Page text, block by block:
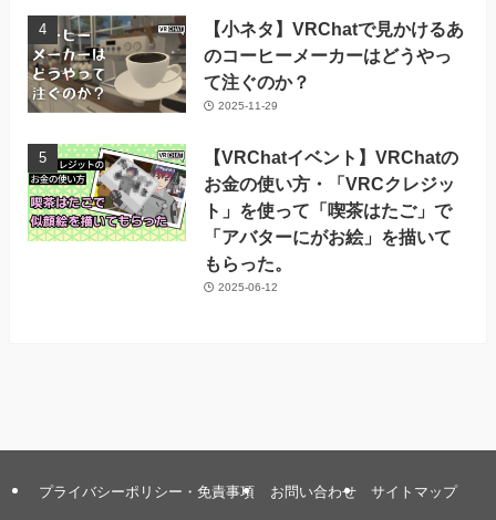
【小ネタ】VRChatで見かけるあ
のコーヒーメーカーはどうやっ
て注ぐのか？
2025-11-29
【VRChatイベント】VRChatの
お金の使い方・「VRCクレジッ
ト」を使って「喫茶はたご」で
「アバターにがお絵」を描いて
もらった。
2025-06-12
プライバシーポリシー・免責事項 お問い合わせ サイトマップ